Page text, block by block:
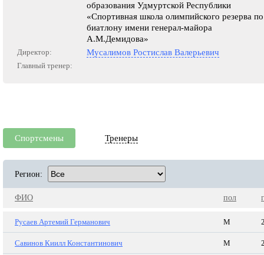
образования Удмуртской Республики
«Спортивная школа олимпийского резерва по
биатлону имени генерал-майора
А.М.Демидова»
Директор: Мусалимов Ростислав Валерьевич
Главный тренер:
Спортсмены Тренеры
Регион:
ФИО пол
Русаев Артемий Германович М
Савинов Киилл Константинович М